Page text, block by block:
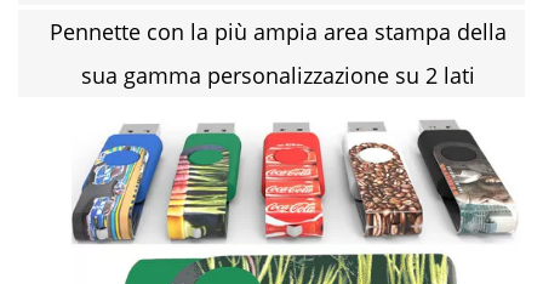
Pennette con la più ampia area stampa della
sua gamma personalizzazione su 2 lati